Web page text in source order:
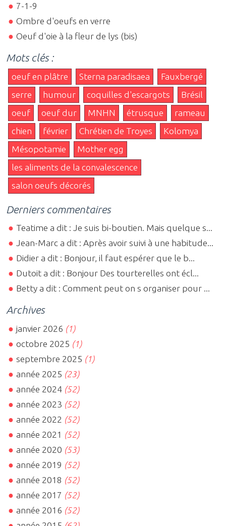
7-1-9
Ombre d'oeufs en verre
Oeuf d'oie à la fleur de lys (bis)
Mots clés :
oeuf en plâtre Sterna paradisaea
Fauxbergé
serre
humour coquilles d'escargots
Brésil
oeuf
oeuf dur MNHN étrusque
rameau
chien
février Chrétien de Troyes
Kolomya
Mésopotamie
Mother egg
les aliments de la convalescence
salon oeufs décorés
Derniers commentaires
Teatime a dit : Je suis bi-boutien. Mais quelque s...
Jean-Marc a dit : Après avoir suivi à une habitude...
Didier a dit : Bonjour, il faut espérer que le b...
Dutoit a dit : Bonjour Des tourterelles ont écl...
Betty a dit : Comment peut on s organiser pour ...
Archives
janvier 2026 (1)
octobre 2025 (1)
septembre 2025 (1)
année 2025 (23)
année 2024 (52)
année 2023 (52)
année 2022 (52)
année 2021 (52)
année 2020 (53)
année 2019 (52)
année 2018 (52)
année 2017 (52)
année 2016 (52)